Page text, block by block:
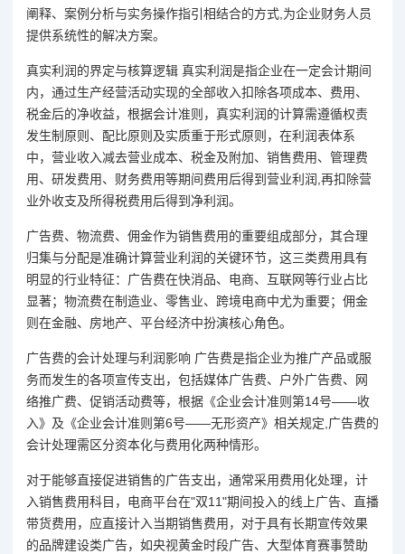
阐释、案例分析与实务操作指引相结合的方式,为企业财务人员
提供系统性的解决方案。
真实利润的界定与核算逻辑 真实利润是指企业在一定会计期间
内，通过生产经营活动实现的全部收入扣除各项成本、费用、
税金后的净收益，根据会计准则，真实利润的计算需遵循权责
发生制原则、配比原则及实质重于形式原则，在利润表体系
中，营业收入减去营业成本、税金及附加、销售费用、管理费
用、研发费用、财务费用等期间费用后得到营业利润,再扣除营
业外收支及所得税费用后得到净利润。
广告费、物流费、佣金作为销售费用的重要组成部分，其合理
归集与分配是准确计算营业利润的关键环节，这三类费用具有
明显的行业特征：广告费在快消品、电商、互联网等行业占比
显著；物流费在制造业、零售业、跨境电商中尤为重要；佣金
则在金融、房地产、平台经济中扮演核心角色。
广告费的会计处理与利润影响 广告费是指企业为推广产品或服
务而发生的各项宣传支出，包括媒体广告费、户外广告费、网
络推广费、促销活动费等，根据《企业会计准则第14号——收
入》及《企业会计准则第6号——无形资产》相关规定,广告费的
会计处理需区分资本化与费用化两种情形。
对于能够直接促进销售的广告支出，通常采用费用化处理，计
入销售费用科目，电商平台在"双11"期间投入的线上广告、直播
带货费用，应直接计入当期销售费用，对于具有长期宣传效果
的品牌建设类广告，如央视黄金时段广告、大型体育赛事赞助